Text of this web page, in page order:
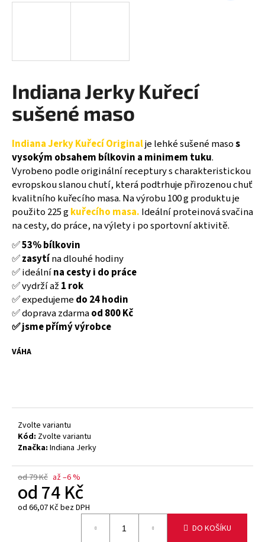
Indiana Jerky Kuřecí
sušené maso
Indiana Jerky Kuřecí Originalje lehké sušené masos
vysokým obsahem bílkovin a minimem tuku.
Vyrobeno podle originální receptury s charakteristickou
evropskou slanou chutí, která podtrhuje přirozenou chuť
kvalitního kuřecího masa. Na výrobu 100 g produktu je
použito 225 gkuřecího masa. Ideální proteinová svačina
na cesty, do práce, na výlety i po sportovní aktivitě.
✅53% bílkovin
✅zasytína dlouhé hodiny
✅ ideálnína cesty i do práce
✅ vydrží až 1 rok
✅ expedujemedo 24 hodin
✅ doprava zdarmaod 800 Kč
✅ jsme přímý výrobce
VÁHA
Zvolte variantu
Kód: Zvolte variantu
Značka: Indiana Jerky
od 79 Kč až –6 %
od74 Kč
od 66,07 Kčbez DPH
DO KOŠÍKU
t
HLEDAT
D
o
p
o
r
u
č
u
j
e
m
e
20G
59
Kč
Původně:
69
Kč